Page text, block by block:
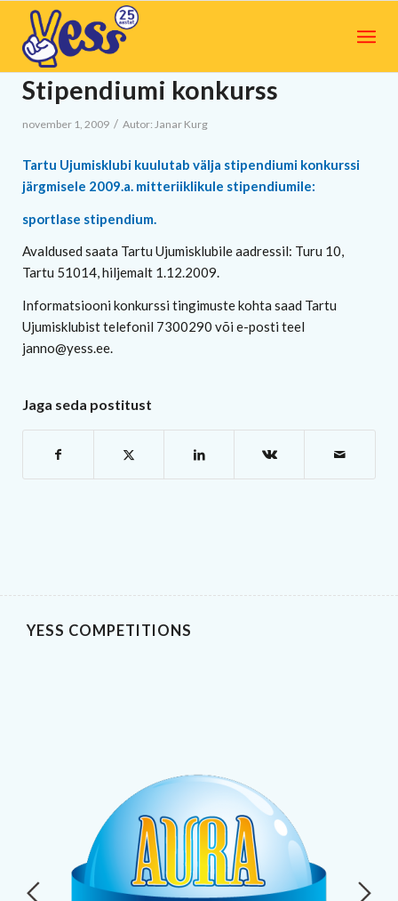
Stipendiumi konkurss
november 1, 2009 / Autor: Janar Kurg
Tartu Ujumisklubi kuulutab välja stipendiumi konkurssi
järgmisele 2009.a. mitteriiklikule stipendiumile:
sportlase stipendium.
Avaldused saata Tartu Ujumisklubile aadressil: Turu 10,
Tartu 51014, hiljemalt 1.12.2009.
Informatsiooni konkurssi tingimuste kohta saad Tartu
Ujumisklubist telefonil 7300290 või e-posti teel
janno@yess.ee.
Jaga seda postitust
YESS COMPETITIONS